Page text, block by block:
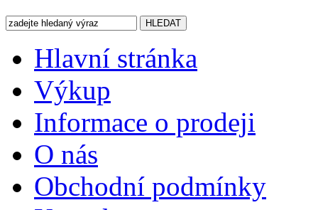
Hlavní stránka
Výkup
Informace o prodeji
O nás
Obchodní podmínky